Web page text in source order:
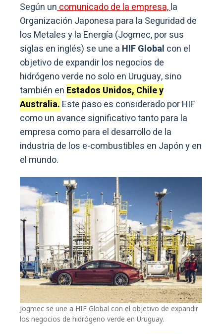
Según uncomunicado de la empresa,la
Organización Japonesa para la Seguridad de
los Metales y la Energía (Jogmec, por sus
siglas en inglés) se une a HIF Global con el
objetivo de expandir los negocios de
hidrógeno verde no solo en Uruguay, sino
también en Estados Unidos, Chile y
Australia. Este paso es considerado por HIF
como un avance significativo tanto para la
empresa como para el desarrollo de la
industria de los e-combustibles en Japón y en
el mundo.
Jogmec se une a HIF Global con el objetivo de expandir
los negocios de hidrógeno verde en Uruguay.